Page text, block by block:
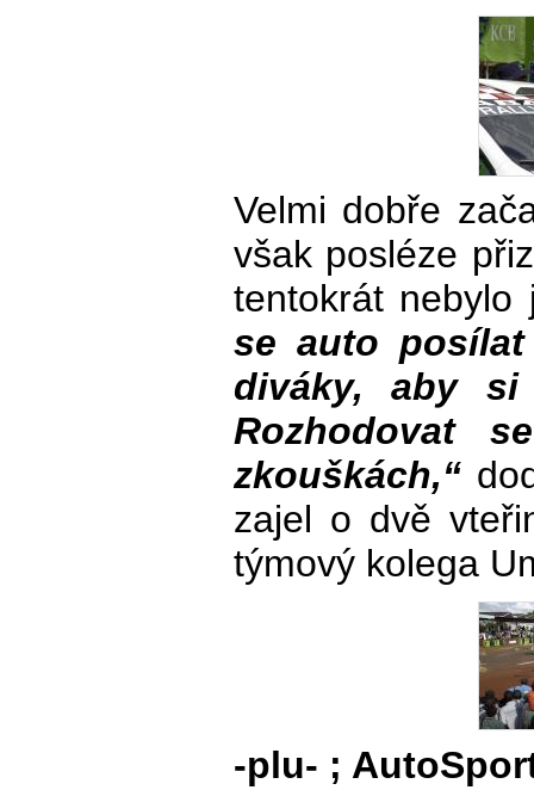
Velmi dobře
však posléze
tentokrát
se auto
diváky, aby si
Rozhodovat
zkouškách,“
zajel o dvě
týmový kolega
-plu- ;